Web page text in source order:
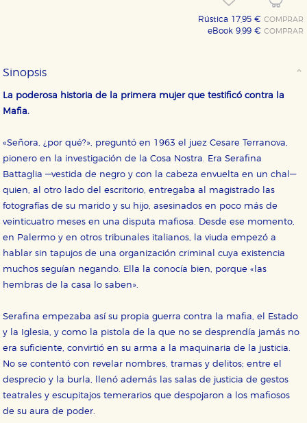
Rústica 17,95 €COMPRAR
eBook 9,99 €COMPRAR
Sinopsis
La poderosa historia de la primera mujer que testificó contra la
Mafia.
«Señora, ¿por qué?», preguntó en 1963 el juez Cesare Terranova,
pionero en la investigación de la Cosa Nostra. Era Serafina
Battaglia —vestida de negro y con la cabeza envuelta en un chal—
quien, al otro lado del escritorio, entregaba al magistrado las
fotografías de su marido y su hijo, asesinados en poco más de
veinticuatro meses en una disputa mafiosa. Desde ese momento,
en Palermo y en otros tribunales italianos, la viuda empezó a
hablar sin tapujos de una organización criminal cuya existencia
muchos seguían negando. Ella la conocía bien, porque «las
hembras de la casa lo saben».
Serafina empezaba así su propia guerra contra la mafia, el Estado
y la Iglesia, y como la pistola de la que no se desprendía jamás no
era suficiente, convirtió en su arma a la maquinaria de la justicia.
No se contentó con revelar nombres, tramas y delitos; entre el
desprecio y la burla, llenó además las salas de justicia de gestos
teatrales y escupitajos temerarios que despojaron a los mafiosos
de su aura de poder.
CONFIGURACIÓN DE COOKIES
HABILITAR TODO RECHAZAR TODO
Cookies necesarias
Estas cookies son necesarias para que nuestro sitio
nuestro sistema. Es posible hacerlo desde el
navegador, pero en ese caso es posible que algunas
áreas de nuestra web dejen de funcionar
Cookies de rendimiento y analíticas
Estas cookies se utilizan para mejorar su experiencia
de navegación y optimizar el funcionamiento de
nuestro sitio web. Almacenan configuraciones de
servicios para que no tenga que reconfigurarlos cada
vez que nos visita. La información es agregada y, por lo